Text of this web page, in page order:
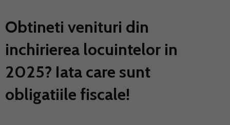
Obtineti venituri din
inchirierea locuintelor in
2025? Iata care sunt
obligatiile fiscale!